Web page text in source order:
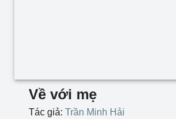
Về với mẹ
Tác giả: Trần Minh Hải